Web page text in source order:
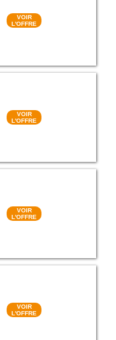
VOIR
L'OFFRE
VOIR
L'OFFRE
VOIR
L'OFFRE
VOIR
L'OFFRE